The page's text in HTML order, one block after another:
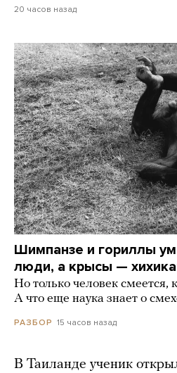
20 часов назад
Шимпанзе и гориллы
люди, а крысы —
Но только человек смеется,
А что еще наука знает о
РАЗБОР 15 часов назад
В Таиланде ученик